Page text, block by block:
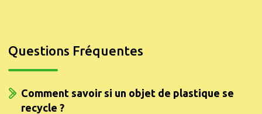
Questions Fréquentes
Comment savoir si un objet de plastique se
recycle ?